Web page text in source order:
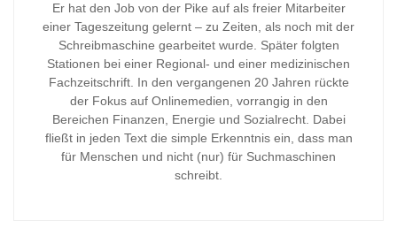
Er hat den Job von der Pike auf als freier Mitarbeiter
einer Tageszeitung gelernt – zu Zeiten, als noch mit der
Schreibmaschine gearbeitet wurde. Später folgten
Stationen bei einer Regional- und einer medizinischen
Fachzeitschrift. In den vergangenen 20 Jahren rückte
der Fokus auf Onlinemedien, vorrangig in den
Bereichen Finanzen, Energie und Sozialrecht. Dabei
fließt in jeden Text die simple Erkenntnis ein, dass man
für Menschen und nicht (nur) für Suchmaschinen
schreibt.